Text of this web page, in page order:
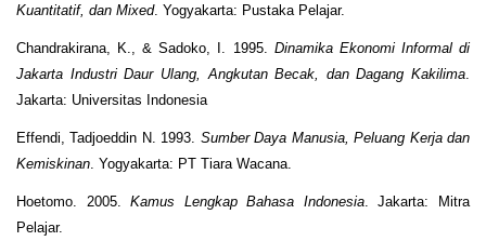
Kuantitatif, dan Mixed. Yogyakarta: Pustaka Pelajar.
Chandrakirana, K., & Sadoko, I. 1995. Dinamika Ekonomi Informal di
Jakarta Industri Daur Ulang, Angkutan Becak, dan Dagang Kakilima
Jakarta: Universitas Indonesia
Effendi, Tadjoeddin N. 1993. Sumber Daya Manusia, Peluang Kerja dan
Kemiskinan . Yogyakarta: PT Tiara Wacana.
Hoetomo. 2005.Kamus Lengkap Bahasa Indonesia. Jakarta: Mitra
Pelajar.